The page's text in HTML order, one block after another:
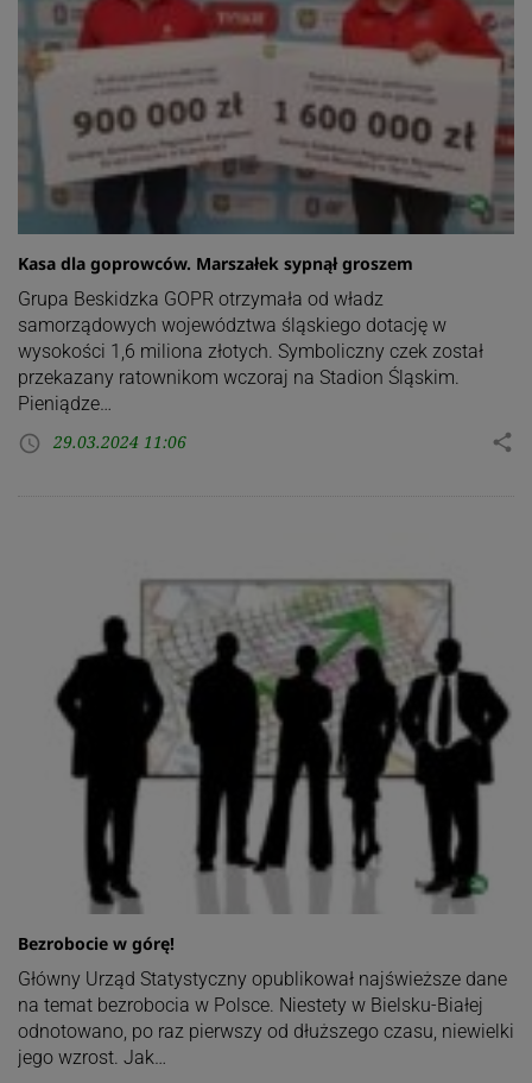
Kasa dla goprowców. Marszałek sypnął groszem
Grupa Beskidzka GOPR otrzymała od władz
samorządowych województwa śląskiego dotację w
wysokości 1,6 miliona złotych. Symboliczny czek został
przekazany ratownikom wczoraj na Stadion Śląskim.
Pieniądze…
access_time 29.03.2024 11:06 share
Bezrobocie w górę!
Główny Urząd Statystyczny opublikował najświeższe dane
na temat bezrobocia w Polsce. Niestety w Bielsku-Białej
odnotowano, po raz pierwszy od dłuższego czasu, niewielki
jego wzrost. Jak…